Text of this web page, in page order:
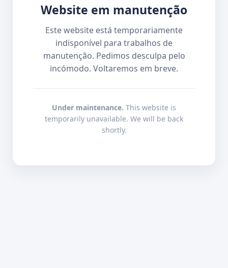
Website em manutenção
Este website está temporariamente
indisponível para trabalhos de
manutenção. Pedimos desculpa pelo
incómodo. Voltaremos em breve.
Under maintenance. This website is
temporarily unavailable. We will be back
shortly.